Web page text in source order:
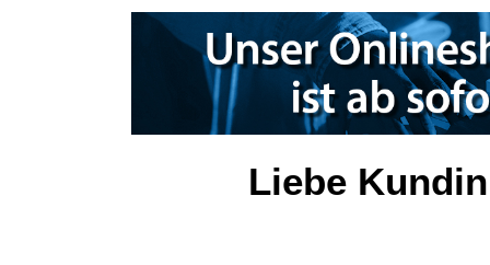
Liebe